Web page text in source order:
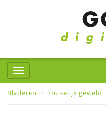
Bladeren Huiselijk geweld